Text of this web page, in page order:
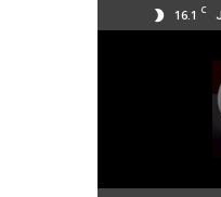
16.1 C